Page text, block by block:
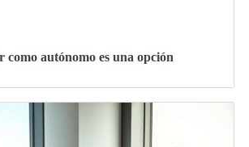
como autónomo es una opción